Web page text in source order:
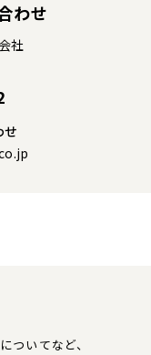
わせ
社
せ
ついてなど、